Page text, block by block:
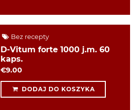
Bez recepty
D-Vitum forte 1000 j.m. 60
kaps.
€9.00
DODAJ DO KOSZYKA